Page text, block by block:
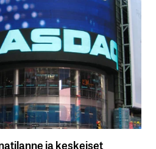
ja keskeiset